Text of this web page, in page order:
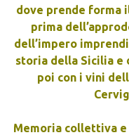
dove prende forma
prima
dell’impero
storia della Sicilia e
poi con i vini
Memoria collettiva